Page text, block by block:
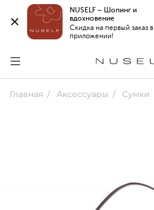
NUSELF – Шопинг и
вдохновение
Скидка на первый заказ в
приложении!
Главная Аксессуары Сумки